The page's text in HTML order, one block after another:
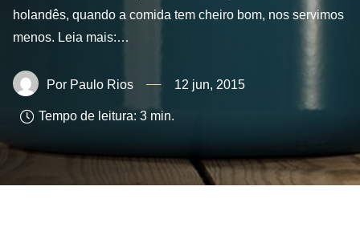
holandês, quando a comida tem cheiro bom, nos servimos
menos. Leia mais:…
Paulo Rios 12 jun, 2015
Tempo de leitura: 3 min.